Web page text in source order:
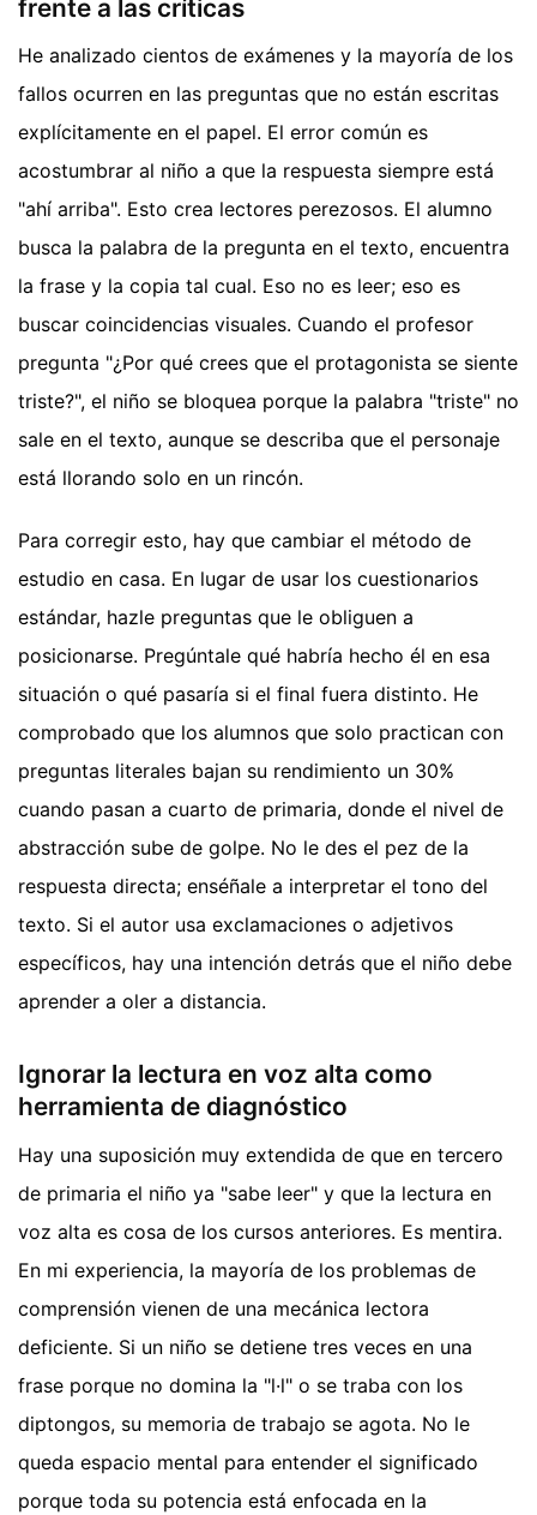
frente a las críticas
He analizado cientos de exámenes y la mayoría de los
fallos ocurren en las preguntas que no están escritas
explícitamente en el papel. El error común es
acostumbrar al niño a que la respuesta siempre está
"ahí arriba". Esto crea lectores perezosos. El alumno
busca la palabra de la pregunta en el texto, encuentra
la frase y la copia tal cual. Eso no es leer; eso es
buscar coincidencias visuales. Cuando el profesor
pregunta "¿Por qué crees que el protagonista se siente
triste?", el niño se bloquea porque la palabra "triste" no
sale en el texto, aunque se describa que el personaje
está llorando solo en un rincón.
Para corregir esto, hay que cambiar el método de
estudio en casa. En lugar de usar los cuestionarios
estándar, hazle preguntas que le obliguen a
posicionarse. Pregúntale qué habría hecho él en esa
situación o qué pasaría si el final fuera distinto. He
comprobado que los alumnos que solo practican con
preguntas literales bajan su rendimiento un 30%
cuando pasan a cuarto de primaria, donde el nivel de
abstracción sube de golpe. No le des el pez de la
respuesta directa; enséñale a interpretar el tono del
texto. Si el autor usa exclamaciones o adjetivos
específicos, hay una intención detrás que el niño debe
aprender a oler a distancia.
Ignorar la lectura en voz alta como
herramienta de diagnóstico
Hay una suposición muy extendida de que en tercero
de primaria el niño ya "sabe leer" y que la lectura en
voz alta es cosa de los cursos anteriores. Es mentira.
En mi experiencia, la mayoría de los problemas de
comprensión vienen de una mecánica lectora
deficiente. Si un niño se detiene tres veces en una
frase porque no domina la "l·l" o se traba con los
diptongos, su memoria de trabajo se agota. No le
queda espacio mental para entender el significado
porque toda su potencia está enfocada en la